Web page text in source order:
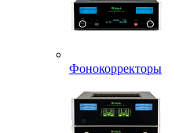
Фонокорректоры